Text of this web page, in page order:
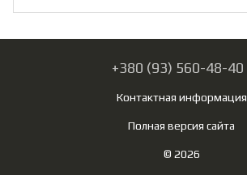
+380 (93) 560-48-40
Контактная информация
Полная версия сайта
© 2026